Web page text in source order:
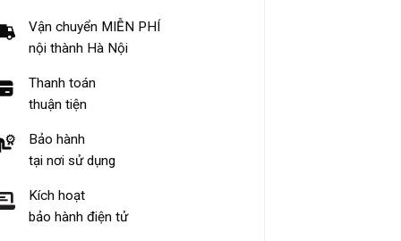
Vận chuyển MIỄN PHÍ
nội thành Hà Nội
Thanh toán
thuận tiện
Bảo hành
tại nơi sử dụng
Kích hoạt
bảo hành điện tử